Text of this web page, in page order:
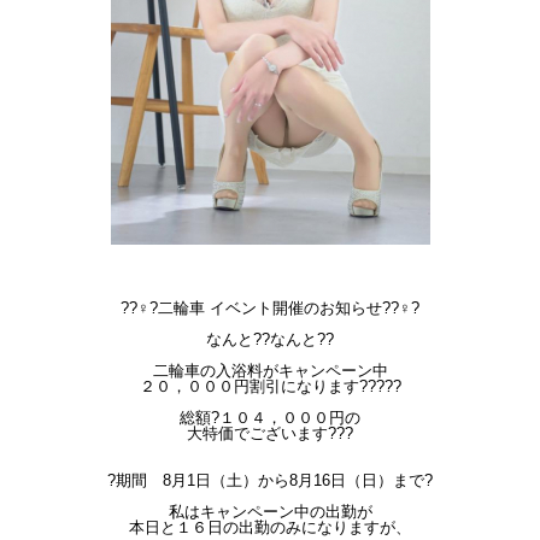
??♀?二輪車 イベント開催のお知らせ??♀?
なんと??なんと??
二輪車の入浴料がキャンペーン中
２０，０００円割引になります?????
総額?１０４，０００円の
大特価でございます???
?期間 8月1日（土）から8月16日（日）まで?
私はキャンペーン中の出勤が
本日と１６日の出勤のみになりますが、